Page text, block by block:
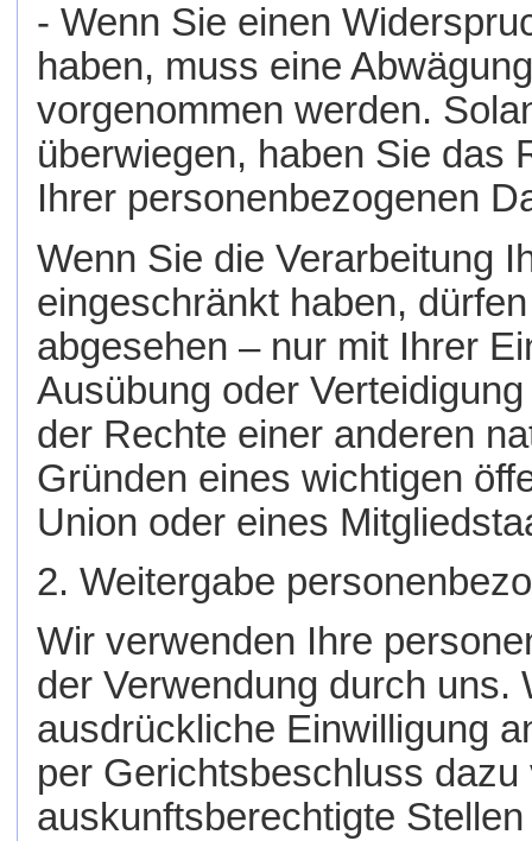
- Wenn Sie einen
haben, muss eine
vorgenommen werden.
überwiegen, haben Sie das
Ihrer personenbezogenen
Wenn Sie die Verarbeitung
eingeschränkt haben,
abgesehen – nur mit Ihrer
Ausübung oder
der Rechte einer anderen
Gründen eines wichtigen
Union oder eines
2. Weitergabe
Wir verwenden Ihre
der Verwendung durch uns.
ausdrückliche Einwilligung
per Gerichtsbeschluss
auskunftsberechtigte